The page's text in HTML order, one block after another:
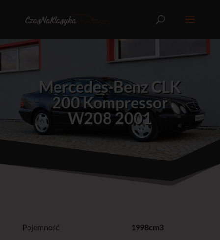
Mercedes-Benz CLK
200 Kompressor
W208 2001
Pojemność
1998cm3